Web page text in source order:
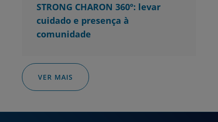
STRONG CHARON 360º: levar
cuidado e presença à
comunidade
VER MAIS